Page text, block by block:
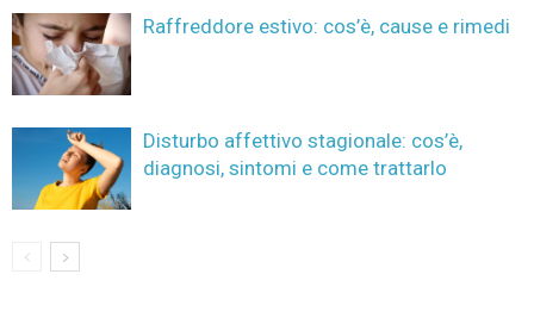
Raffreddore estivo: cos’è, cause e rimedi
Disturbo affettivo stagionale: cos’è,
diagnosi, sintomi e come trattarlo